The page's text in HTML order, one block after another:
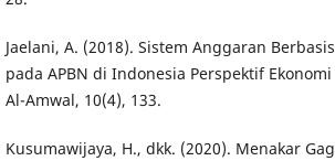
Jaelani, A. (2018). Sistem Anggaran
pada APBN di Indonesia Perspektif
Al-Amwal, 10(4), 133.
Kusumawijaya, H., dkk. (2020). Menakar